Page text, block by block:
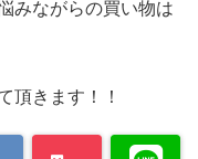
みながらの買い物は
頂きます！！